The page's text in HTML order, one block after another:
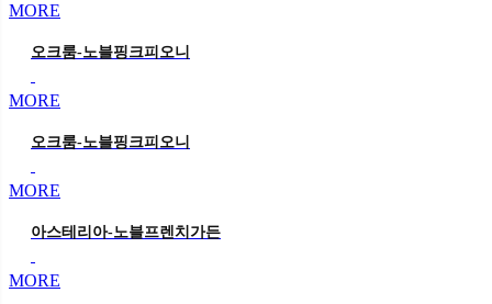
MORE
오크룸-노블핑크피오니
MORE
오크룸-노블핑크피오니
MORE
아스테리아-노블프렌치가든
MORE